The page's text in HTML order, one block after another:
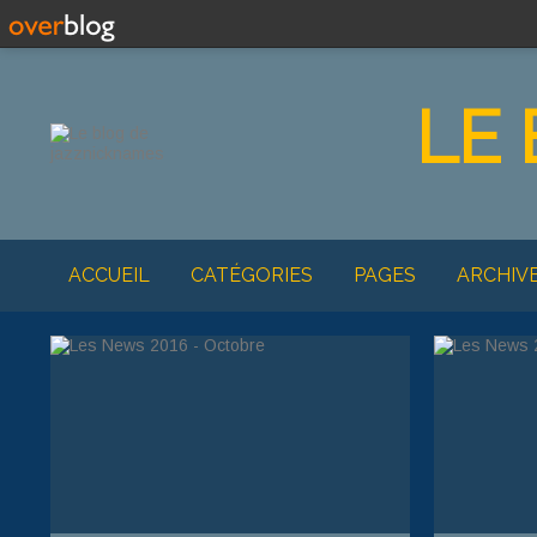
LE
ACCUEIL CATÉGORIES PAGES
BOSSA
MON ALBUM